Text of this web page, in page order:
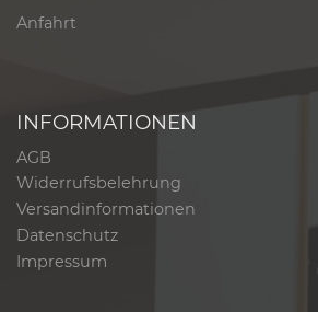
Anfahrt
INFORMATIONEN
AGB
Widerrufsbelehrung
Versandinformationen
Datenschutz
Impressum